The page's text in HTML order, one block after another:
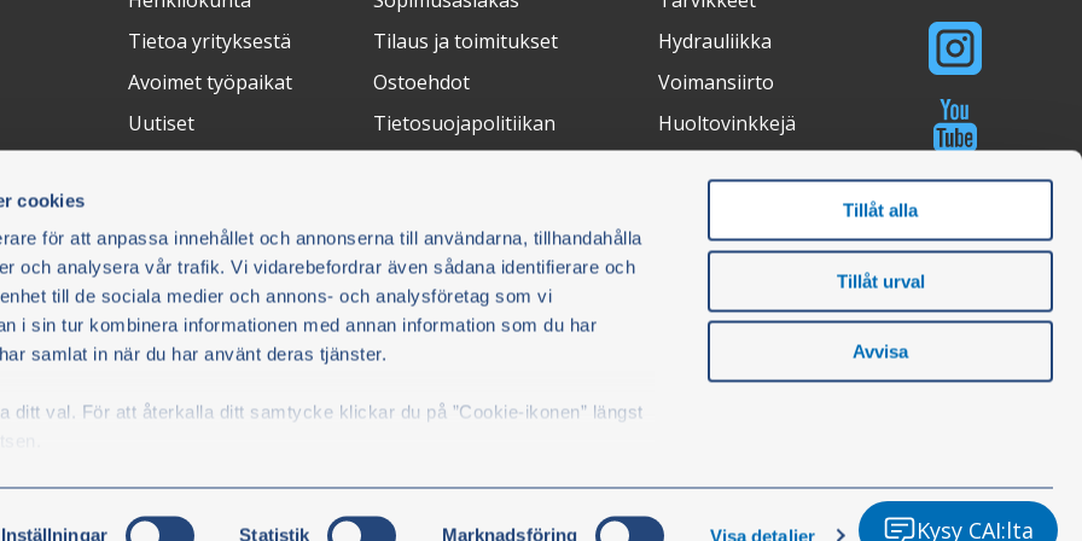
cookies
för att anpassa innehållet och annonserna till användarna, tillhandahålla
och analysera vår trafik. Vi vidarebefordrar även sådana identifierare och
till de sociala medier och annons- och analysföretag som vi
i sin tur kombinera informationen med annan information som du har
samlat in när du har använt deras tjänster.
ditt val. För att återkalla ditt samtycke klickar du på ”Cookie-ikonen” längst
Inställningar Statistik Marknadsföring Visa detaljer
Tillåt alla
Tillåt urval
Avvisa
Tietoa yrityksestä
Avoimet työpaikat
Uutiset
Tilaus ja toimitukset
Ostoehdot
Tietosuojapolitiikan
FAQ
Hydrauliikka
Voimansiirto
Huoltovinkkejä
ja
Maksuratkaisut ToimitustapaCertifications
Kysy CAI:lta